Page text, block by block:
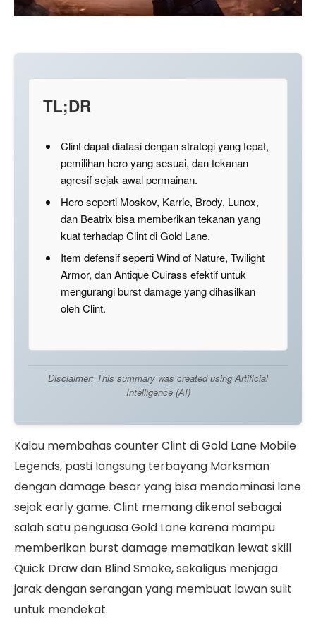
TL;DR
Clint dapat diatasi dengan strategi yang tepat,
pemilihan hero yang sesuai, dan tekanan
agresif sejak awal permainan.
Hero seperti Moskov, Karrie, Brody, Lunox,
dan Beatrix bisa memberikan tekanan yang
kuat terhadap Clint di Gold Lane.
Item defensif seperti Wind of Nature, Twilight
Armor, dan Antique Cuirass efektif untuk
mengurangi burst damage yang dihasilkan
oleh Clint.
Disclaimer: This summary was created using Artificial
Intelligence (AI)
Kalau membahas counter Clint di Gold Lane Mobile
Legends, pasti langsung terbayang Marksman
dengan damage besar yang bisa mendominasi lane
sejak early game. Clint memang dikenal sebagai
salah satu penguasa Gold Lane karena mampu
memberikan burst damage mematikan lewat skill
Quick Draw dan Blind Smoke, sekaligus menjaga
jarak dengan serangan yang membuat lawan sulit
untuk mendekat.